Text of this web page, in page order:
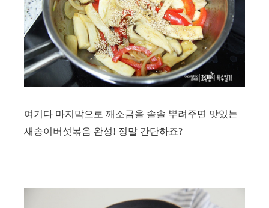
여기다 마지막으로 깨소금을 솔솔 뿌려주면 맛있는
새송이버섯볶음 완성! 정말 간단하죠?